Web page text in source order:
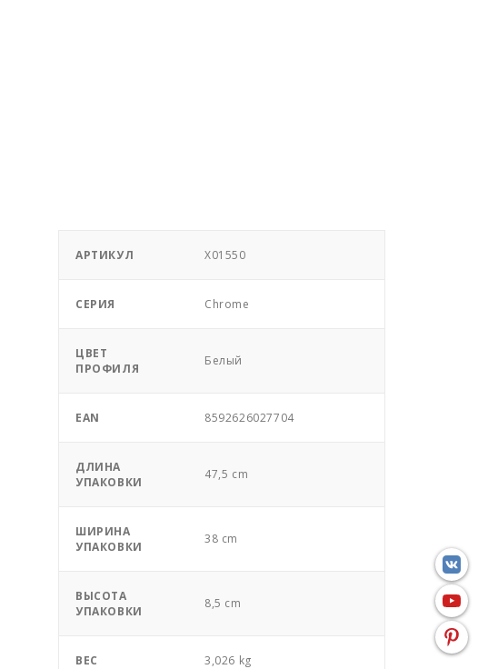
АРТИКУЛ X01550
СЕРИЯ Chrome
ЦВЕТ
ПРОФИЛЯ
Белый
EAN 8592626027704
ДЛИНА
УПАКОВКИ
47,5 cm
ШИРИНА
УПАКОВКИ
38 cm
ВЫСОТА
УПАКОВКИ
8,5 cm
ВЕС 3,026 kg